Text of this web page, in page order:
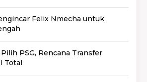
Felix Nmecha untuk
PSG, Rencana Transfer
Total